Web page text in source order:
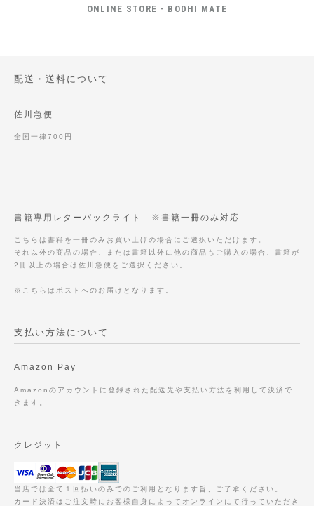
ONLINE STORE - BODHI MATE
配送・送料について
佐川急便
全国一律700円
書籍専用レターパックライト ※書籍一冊のみ対応
こちらは書籍を一冊のみお買い上げの場合にご選択いただけます。
それ以外の商品の場合、または書籍以外に他の商品もご購入の場合、書籍が
2冊以上の場合は佐川急便をご選択ください。
※こちらはポストへのお届けとなります。
支払い方法について
Amazon Pay
Amazonのアカウントに登録された配送先や支払い方法を利用して決済で
きます。
クレジット
当店では全て１回払いのみでのご利用となります旨、ご了承ください。
カード決済はご注文時にお客様自身によってオンラインにて行っていただき